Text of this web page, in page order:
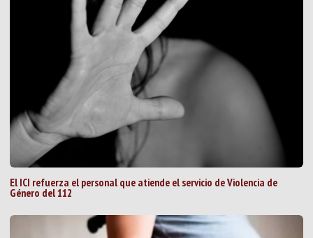
El ICI refuerza el personal que atiende el servicio de Violencia de
Género del 112